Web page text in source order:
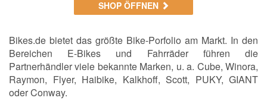
SHOP ÖFFNEN
Bikes.de bietet das größte Bike-Porfolio am Markt. In den
Bereichen E-Bikes und Fahrräder führen die
Partnerhändler viele bekannte Marken, u. a. Cube, Winora,
Raymon, Flyer, Haibike, Kalkhoff, Scott, PUKY, GIANT
oder Conway.